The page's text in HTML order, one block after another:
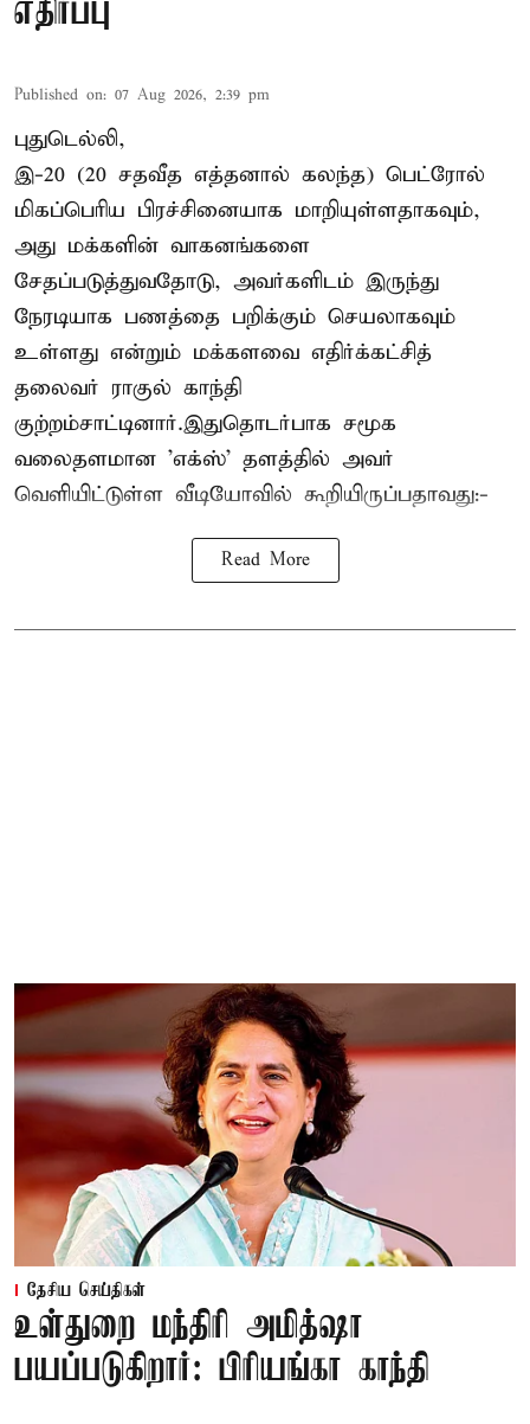
எதிர்ப்பு
Published on: 07 Aug 2026, 2:39 pm
புதுடெல்லி,
இ-20 (20 சதவீத எத்தனால் கலந்த) பெட்ரோல்
மிகப்பெரிய பிரச்சினையாக மாறியுள்ளதாகவும்,
அது மக்களின் வாகனங்களை
சேதப்படுத்துவதோடு, அவர்களிடம் இருந்து
நேரடியாக பணத்தை பறிக்கும் செயலாகவும்
உள்ளது என்றும் மக்களவை எதிர்க்கட்சித்
தலைவர் ராகுல் காந்தி
குற்றம்சாட்டினார்.இதுதொடர்பாக சமூக
வலைதளமான 'எக்ஸ்' தளத்தில் அவர்
வெளியிட்டுள்ள வீடியோவில் கூறியிருப்பதாவது:-
Read More
தேசிய செய்திகள்
உள்துறை மந்திரி அமித்ஷா
பயப்படுகிறார்: பிரியங்கா காந்தி